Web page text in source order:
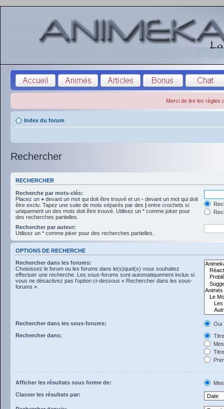
Merci de lire les règles
Index du forum
Rechercher
RECHERCHER
Recherche par mots-clés:
Placez un + devant un mot qui doit être trouvé et un - devant un mot qui doit
être exclu. Tapez une suite de mots séparés par des | entre crochets si
uniquement un des mots doit être trouvé. Utilisez un * comme joker pour
des recherches partielles.
Rechercher par auteur:
Utilisez un * comme joker pour des recherches partielles.
OPTIONS DE RECHERCHE
Rechercher dans les forums:
Choisissez le forum ou les forums dans le(s)quel(s) vous souhaitez
effectuer une recherche. Les sous-forums sont automatiquement inclus si
vous ne désactivez pas l’option ci-dessous « Rechercher dans les sous-
forums ».
Rechercher dans les sous-forums:
Oui
Rechercher dans:
Afficher les résultats sous forme de:
Classer les résultats par: